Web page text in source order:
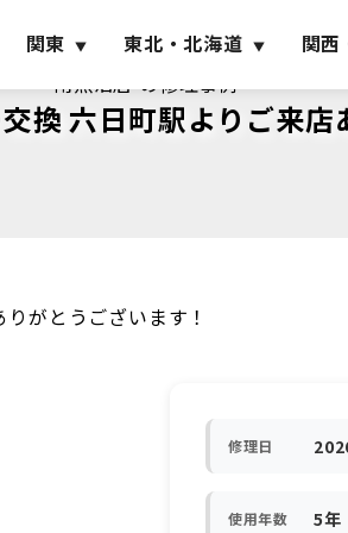
関東 東北・北海道 関西
南魚沼店 の修理事例
六日町駅よりご来店
がとうございます！
修理日
使用年数 5年